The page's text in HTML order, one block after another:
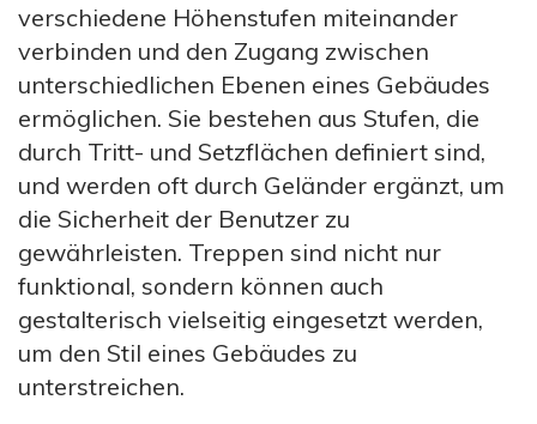
verschiedene Höhenstufen miteinander
verbinden und den Zugang zwischen
unterschiedlichen Ebenen eines Gebäudes
ermöglichen. Sie bestehen aus Stufen, die
durch Tritt- und Setzflächen definiert sind,
und werden oft durch Geländer ergänzt, um
die Sicherheit der Benutzer zu
gewährleisten. Treppen sind nicht nur
funktional, sondern können auch
gestalterisch vielseitig eingesetzt werden,
um den Stil eines Gebäudes zu
unterstreichen.